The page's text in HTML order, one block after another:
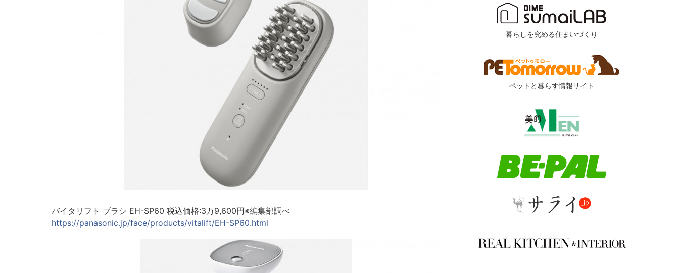
バイタリフト ブラシ EH-SP60 税込価格:3万9,600円※編集部調べ
https://panasonic.jp/face/products/vitalift/EH-SP60.html
暮らしを究める住まいづくり
ペットと暮らす情報サイト